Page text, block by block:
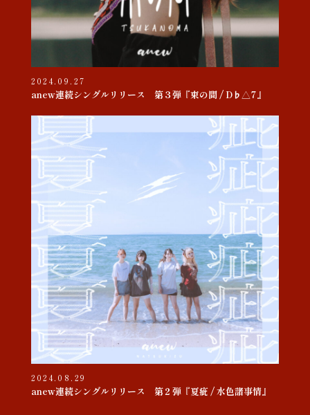
2024.09.27
anew連続シングルリリース 第３弾『束の間 / D♭△7』
2024.08.29
anew連続シングルリリース 第２弾『夏疵 / 水色諸事情』